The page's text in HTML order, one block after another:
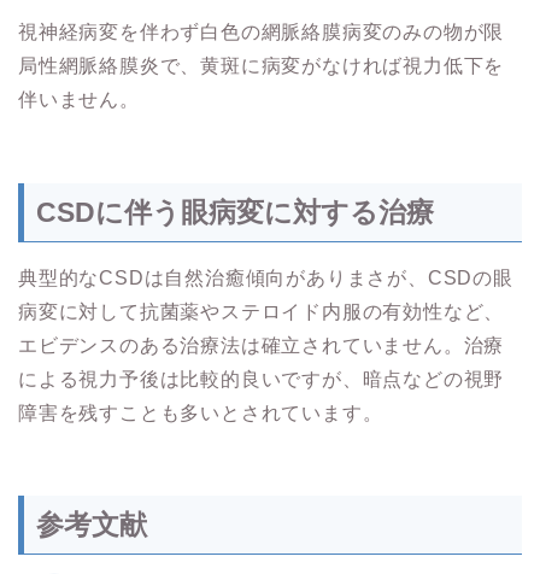
視神経病変を伴わず白色の網脈絡膜病変のみの物が限
局性網脈絡膜炎で、黄斑に病変がなければ視力低下を
伴いません。
CSDに伴う眼病変に対する治療
典型的なCSDは自然治癒傾向がありまさが、CSDの眼
病変に対して抗菌薬やステロイド内服の有効性など、
エビデンスのある治療法は確立されていません。治療
による視力予後は比較的良いですが、暗点などの視野
障害を残すことも多いとされています。
参考文献